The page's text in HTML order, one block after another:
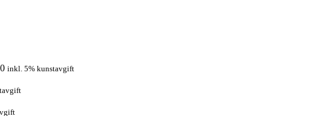
inkl. 5% kunstavgift